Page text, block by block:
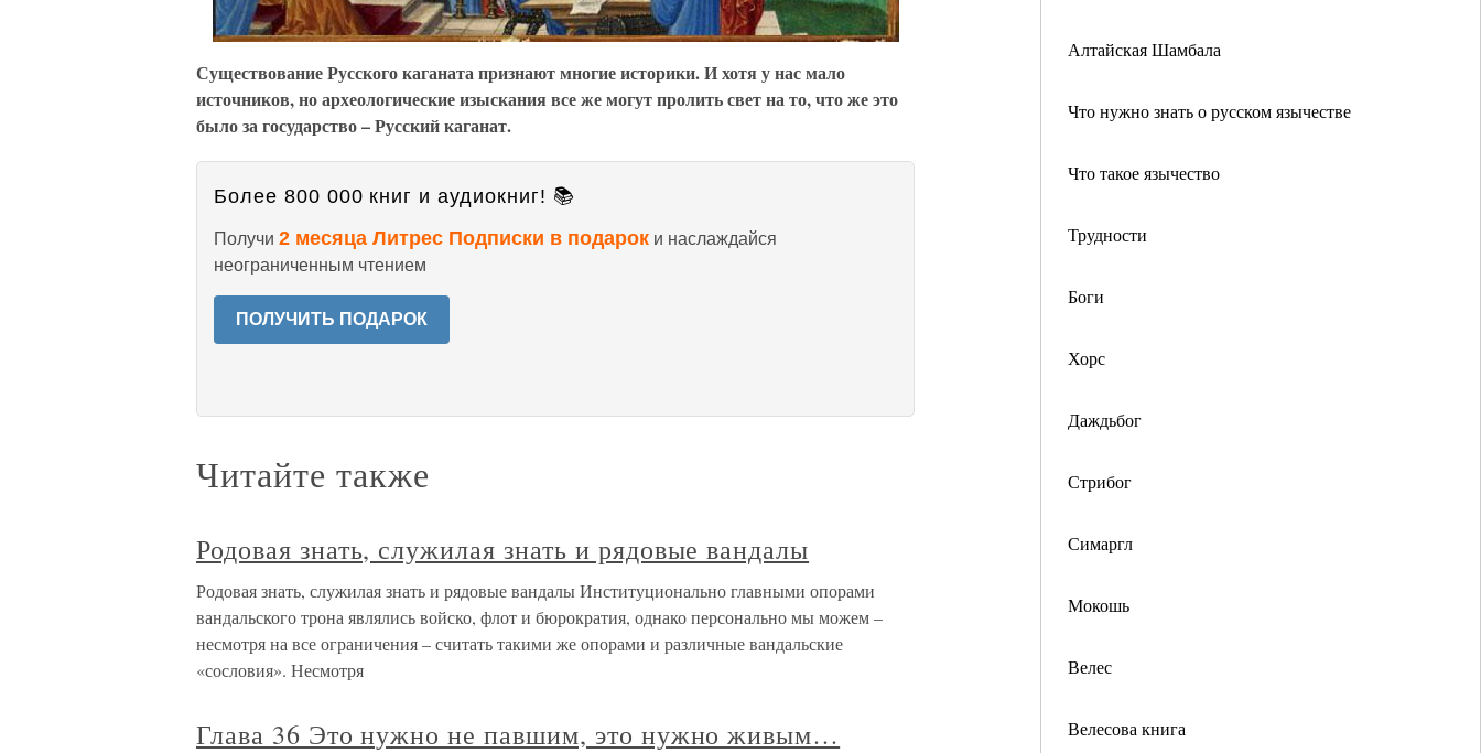
Алтайская Шамбала
Что нужно знать о русском язычестве
Что такое язычество
Трудности
Боги
Хорс
Даждьбог
Стрибог
Симаргл
Мокошь
Велес
Велесова книга
Существование Русского каганата признают многие историки. И хотя у нас мало
источников, но археологические изыскания все же могут пролить свет на то, что же это
было за государство – Русский каганат.
Более 800 000 книг и аудиокниг! 📚
Получи 2 месяца Литрес Подписки в подарок и наслаждайся
неограниченным чтением
ПОЛУЧИТЬ ПОДАРОК
Читайте также
Родовая знать, служилая знать и рядовые вандалы
Родовая знать, служилая знать и рядовые вандалы Институционально главными опорами
вандальского трона являлись войско, флот и бюрократия, однако персонально мы можем –
несмотря на все ограничения – считать такими же опорами и различные вандальские
«сословия». Несмотря
Глава 36 Это нужно не павшим, это нужно живым…